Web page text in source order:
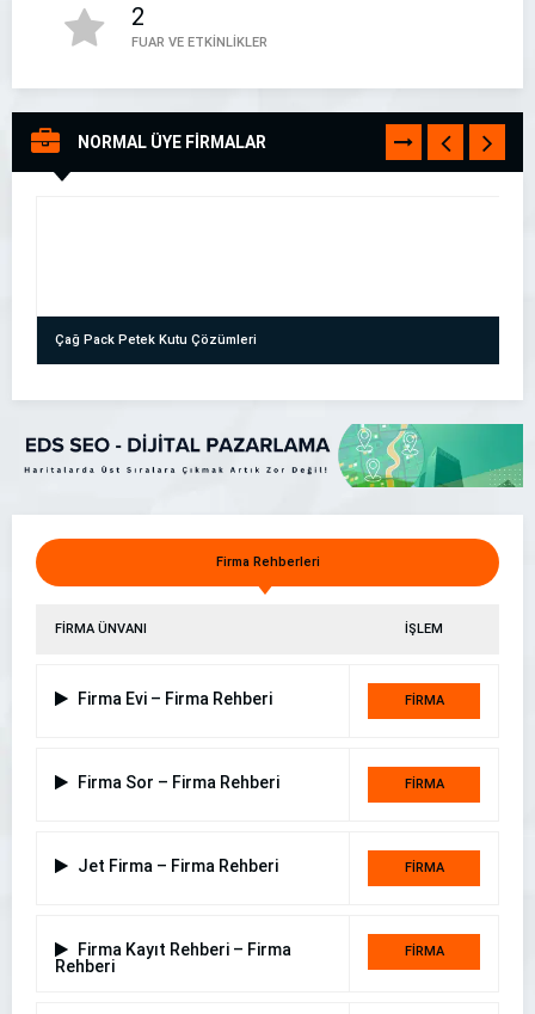
2
FUAR VE ETKİNLİKLER
NORMAL ÜYE FİRMALAR TÜMÜNÜ
GÖR
Çağ Pack Petek Kutu Çözümleri
Firma Rehberleri
FİRMA ÜNVANI İŞLEM
Firma Evi – Firma Rehberi FİRMA
Firma Sor – Firma Rehberi FİRMA
Jet Firma – Firma Rehberi FİRMA
Firma Kayıt Rehberi – Firma
Rehberi
FİRMA